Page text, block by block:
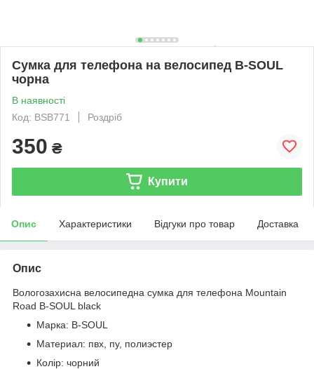
Сумка для телефона на велосипед B-SOUL
чорна
В наявності
Код: BSB771
Роздріб
350 ₴
Купити
Опис Характеристики Відгуки про товар Доставка
Опис
Вологозахисна велосипедна сумка для телефона Mountain
Road B-SOUL black
Марка: B-SOUL
Материал: пвх, пу, полиэстер
Колір: чорний